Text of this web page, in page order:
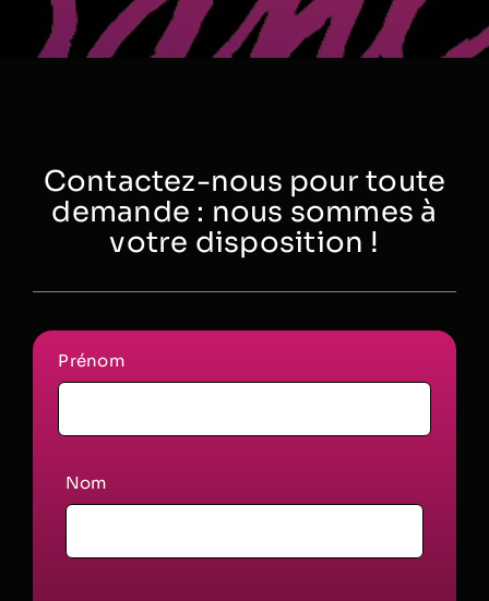
Contactez-nous pour toute
demande : nous sommes à
votre disposition !
Prénom
Nom